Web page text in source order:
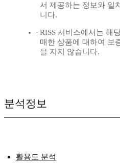
서 제공하는 정보와 일
니다.
RISS 서비스에서는 해
매한 상품에 대하여 보
을 지지 않습니다.
분석정보
활용도 분석